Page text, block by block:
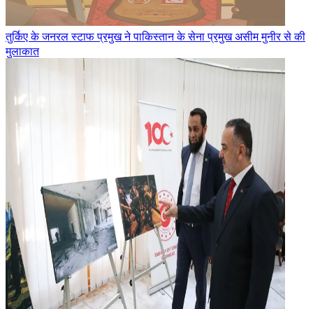
तुर्किए के जनरल स्टाफ प्रमुख ने पाकिस्तान के सेना प्रमुख असीम मुनीर से की
मुलाकात